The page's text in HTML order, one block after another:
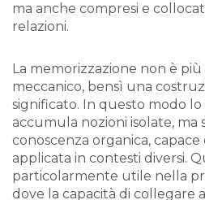
ma anche compresi e
relazioni.
La memorizzazione non è
meccanico, bensì una
significato. In questo modo
accumula nozioni isolate, ma
conoscenza organica, capace
applicata in contesti diversi.
particolarmente utile nella
dove la capacità di collegare